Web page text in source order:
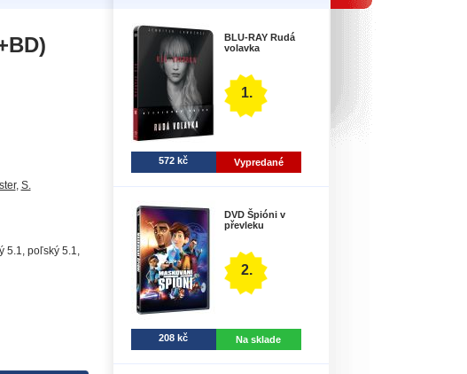
, S.
5.1, poľský 5.1,
BLU-RAY Rudá
volavka
1.
572 kč Vypredané
DVD Špióni v
převleku
2.
208 kč Na sklade